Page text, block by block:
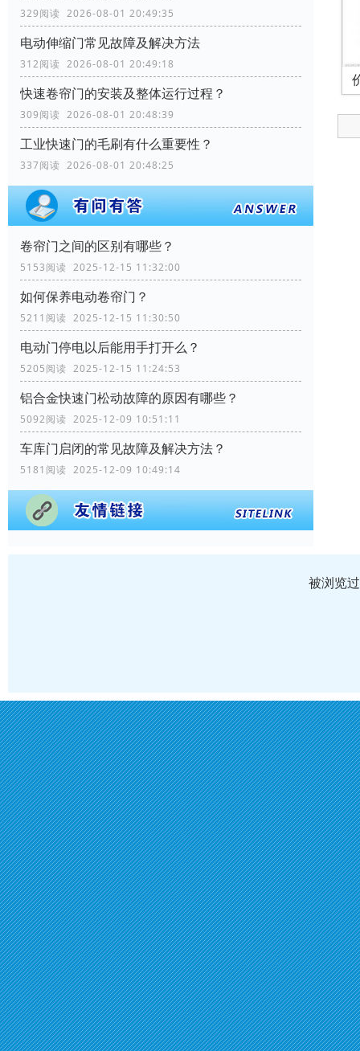
329阅读 2026-08-01 20:49:35
电动伸缩门常见故障及解决方法
312阅读 2026-08-01 20:49:18
快速卷帘门的安装及整体运行过程？
309阅读 2026-08-01 20:48:39
工业快速门的毛刷有什么重要性？
337阅读 2026-08-01 20:48:25
卷帘门之间的区别有哪些？
5153阅读 2025-12-15 11:32:00
如何保养电动卷帘门？
5211阅读 2025-12-15 11:30:50
电动门停电以后能用手打开么？
5205阅读 2025-12-15 11:24:53
铝合金快速门松动故障的原因有哪些？
5092阅读 2025-12-09 10:51:11
车库门启闭的常见故障及解决方法？
5181阅读 2025-12-09 10:49:14
被浏览